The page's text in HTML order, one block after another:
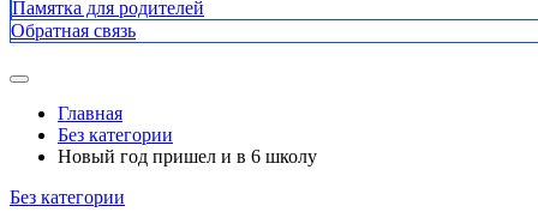
Памятка для родителей
Обратная связь
Главная
Без категории
Новый год пришел и в 6 школу
Без категории